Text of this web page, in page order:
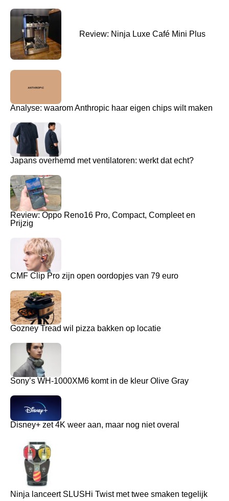
Review: Ninja Luxe Café Mini Plus
Analyse: waarom Anthropic haar eigen chips wilt maken
Japans overhemd met ventilatoren: werkt dat echt?
Review: Oppo Reno16 Pro, Compact, Compleet en
Prijzig
CMF Clip Pro zijn open oordopjes van 79 euro
Gozney Tread wil pizza bakken op locatie
Sony’s WH-1000XM6 komt in de kleur Olive Gray
Disney+ zet 4K weer aan, maar nog niet overal
Ninja lanceert SLUSHi Twist met twee smaken tegelijk